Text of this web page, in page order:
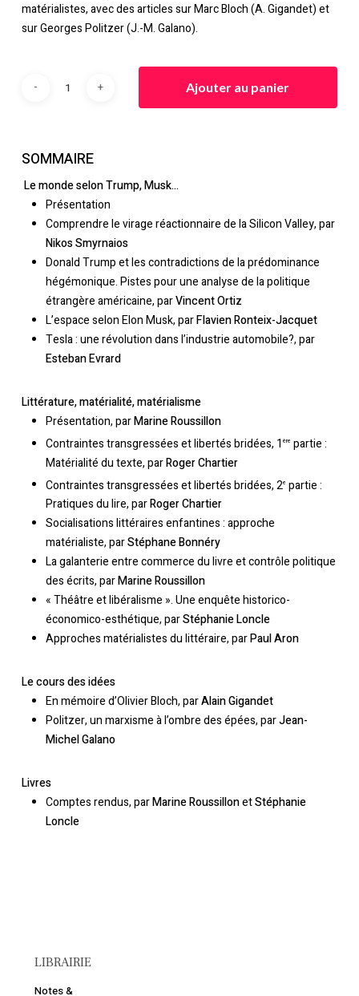
matérialistes, avec des articles sur Marc Bloch (A. Gigandet) et
sur Georges Politzer (J.-M. Galano).
Ajouter au panier
SOMMAIRE
Le monde selon Trump, Musk…
Présentation
Comprendre le virage réactionnaire de la Silicon Valley, par
Nikos Smyrnaios
Donald Trump et les contradictions de la prédominance
hégémonique. Pistes pour une analyse de la politique
étrangère américaine, parVincent Ortiz
L’espace selon Elon Musk, parFlavien Ronteix-Jacquet
Tesla : une révolution dans l’industrie automobile?, par
Esteban Evrard
Littérature, matérialité, matérialisme
Présentation, parMarine Roussillon
Contraintes transgressées et libertés bridées, 1 ère partie :
Matérialité du texte, parRoger Chartier
Contraintes transgressées et libertés bridées, 2e partie :
Pratiques du lire, parRoger Chartier
Socialisations littéraires enfantines : approche
matérialiste, parStéphane Bonnéry
La galanterie entre commerce du livre et contrôle politique
des écrits, parMarine Roussillon
« Théâtre et libéralisme ». Une enquête historico-
économico-esthétique, parStéphanie Loncle
Approches matérialistes du littéraire, parPaul Aron
Le cours des idées
En mémoire d’Olivier Bloch, parAlain Gigandet
Politzer, un marxisme à l’ombre des épées, parJean-
Michel Galano
Livres
Comptes rendus, parMarine RoussillonetStéphanie
Loncle
LIBRAIRIE
Notes &